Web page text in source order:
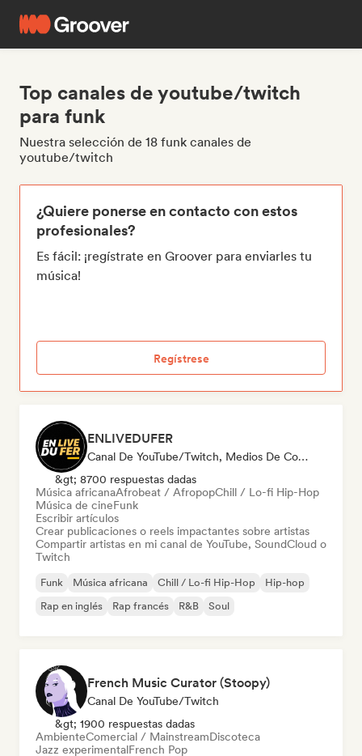
Top canales de youtube/twitch
para funk
Nuestra selección de 18 funk canales de
youtube/twitch
¿Quiere ponerse en contacto con estos
profesionales?
Es fácil: ¡regístrate en Groover para enviarles tu
música!
Regístrese
ENLIVEDUFER
Canal De YouTube/Twitch, Medios De Comunicación/Periodista, Social Media Influencer
&gt; 8700 respuestas dadas
Música africanaAfrobeat / AfropopChill / Lo-fi Hip-Hop
Música de cineFunk
Escribir artículos
Crear publicaciones o reels impactantes sobre artistas
Compartir artistas en mi canal de YouTube, SoundCloud o
Twitch
Funk Música africana Chill / Lo-fi Hip-Hop
Hip-hop
Rap en inglés
Rap francés R&B Soul
French Music Curator (Stoopy)
Canal De YouTube/Twitch
&gt; 1900 respuestas dadas
AmbienteComercial / MainstreamDiscoteca
Jazz experimentalFrench Pop